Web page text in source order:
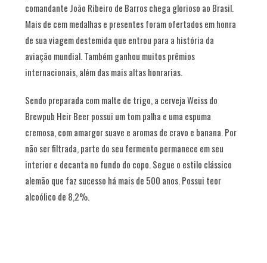
comandante João Ribeiro de Barros chega glorioso ao Brasil.
Mais de cem medalhas e presentes foram ofertados em honra
de sua viagem destemida que entrou para a história da
aviação mundial. Também ganhou muitos prêmios
internacionais, além das mais altas honrarias.
Sendo preparada com malte de trigo, a cerveja Weiss do
Brewpub Heir Beer possui um tom palha e uma espuma
cremosa, com amargor suave e aromas de cravo e banana. Por
não ser filtrada, parte do seu fermento permanece em seu
interior e decanta no fundo do copo. Segue o estilo clássico
alemão que faz sucesso há mais de 500 anos. Possui teor
alcoólico de 8,2%.